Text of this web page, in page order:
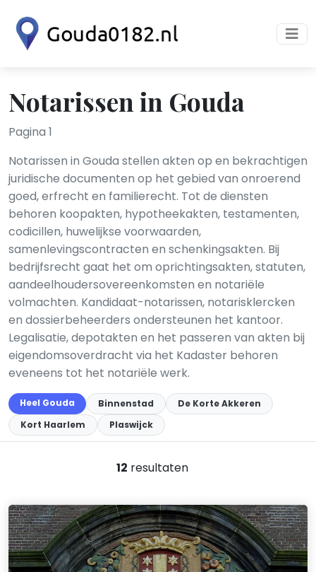
Notarissen in Gouda
Pagina 1
Notarissen in Gouda stellen akten op en bekrachtigen
juridische documenten op het gebied van onroerend
goed, erfrecht en familierecht. Tot de diensten
behoren koopakten, hypotheekakten, testamenten,
codicillen, huwelijkse voorwaarden,
samenlevingscontracten en schenkingsakten. Bij
bedrijfsrecht gaat het om oprichtingsakten, statuten,
aandeelhoudersovereenkomsten en notariële
volmachten. Kandidaat-notarissen, notarisklercken
en dossierbeheerders ondersteunen het kantoor.
Legalisatie, depotakten en het passeren van akten bij
eigendomsoverdracht via het Kadaster behoren
eveneens tot het notariële werk.
Heel Gouda Binnenstad
De Korte Akkeren
Kort Haarlem
Plaswijck
12 resultaten